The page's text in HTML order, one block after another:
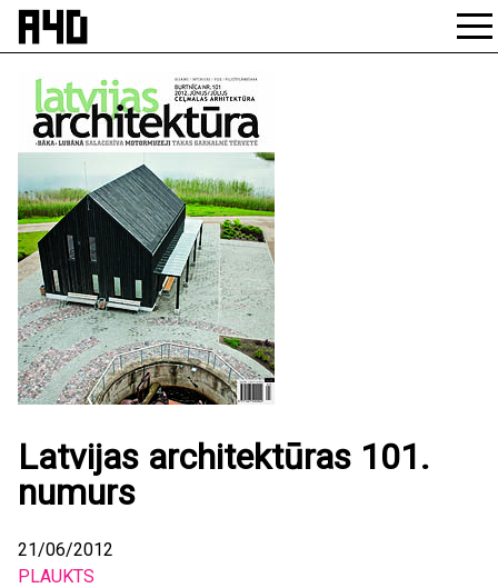
Skip
Latvijas architektūras 101.
numurs
21/06/2012
PLAUKTS